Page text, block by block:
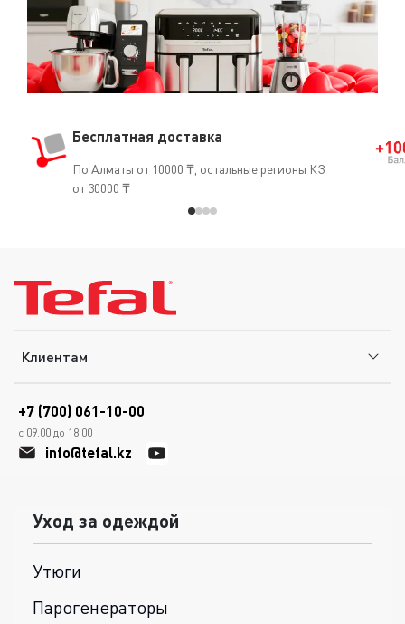
Бесплатная доставка
По Алматы от 10000 ₸, остальные регионы КЗ
от 30000 ₸
Клиентам
+7 (700) 061-10-00
с 09.00 до 18.00
info@tefal.kz
Уход за одеждой
Утюги
Парогенераторы